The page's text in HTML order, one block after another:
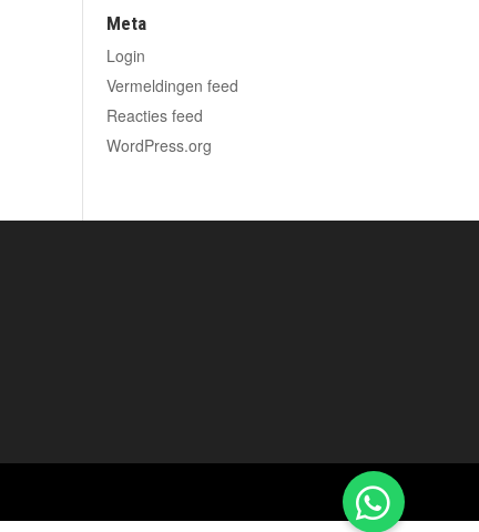
Meta
Login
Vermeldingen feed
Reacties feed
WordPress.org